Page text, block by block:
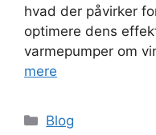
hvad der påvirker
optimere dens
varmepumper om
mere
Blog